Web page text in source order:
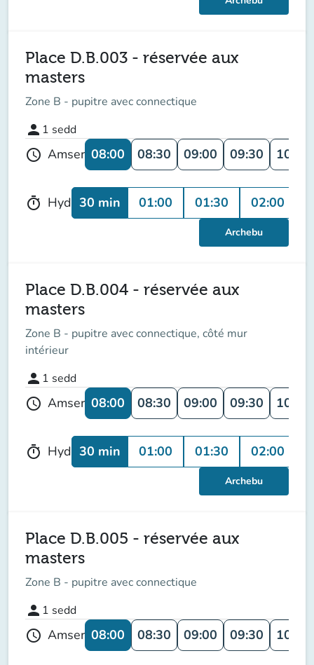
Place D.B.003 - réservée aux
masters
Zone B - pupitre avec connectique
person 1 sedd
schedule Amser 08:00 08:30 09:00 09:30 10:00
timer Hyd 30 min 01:00 01:30 02:00
Archebu
Place D.B.004 - réservée aux
masters
Zone B - pupitre avec connectique, côté mur
intérieur
person 1 sedd
schedule Amser 08:00 08:30 09:00 09:30 10:00
timer Hyd 30 min 01:00 01:30 02:00
Archebu
Place D.B.005 - réservée aux
masters
Zone B - pupitre avec connectique
person 1 sedd
schedule Amser 08:00 08:30 09:00 09:30 10:00